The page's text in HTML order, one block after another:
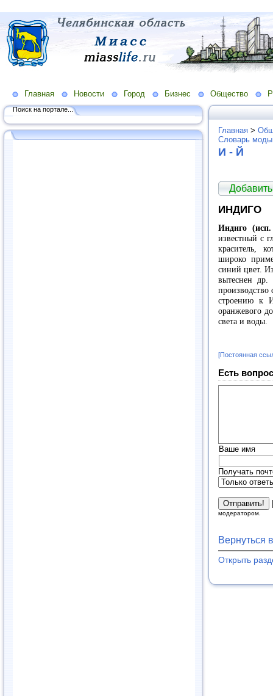
Главная Новости Город Бизнес Общество
Поиск на портале...
Главная >
Словарь
И - Й
ИНДИГО
Индиго
известный с
краситель,
широко
синий цвет.
вытеснен
производство
строению к
оранжевого
света и воды.
[Постоянная
Есть
Ваше имя
Получать
модератором.
Вернуться
Открыть